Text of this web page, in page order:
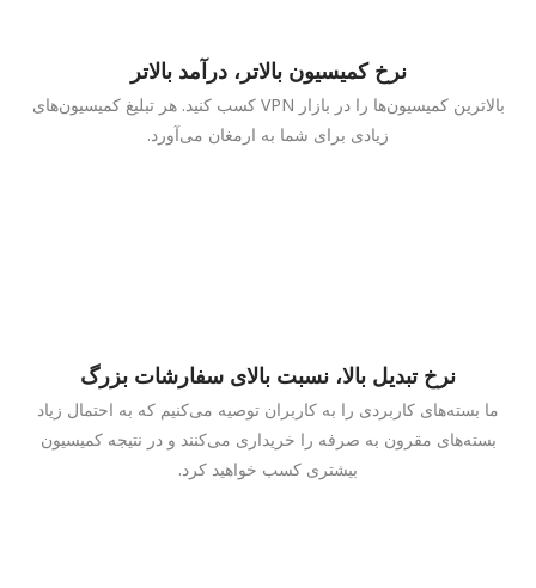
نرخ کمیسیون بالاتر، درآمد بالاتر
بالاترین کمیسیون‌ها را در بازار VPN کسب کنید. هر تبلیغ کمیسیون‌های
زیادی برای شما به ارمغان می‌آورد.
نرخ تبدیل بالا، نسبت بالای سفارشات بزرگ
ما بسته‌های کاربردی را به کاربران توصیه می‌کنیم که به احتمال زیاد
بسته‌های مقرون به صرفه را خریداری می‌کنند و در نتیجه کمیسیون
بیشتری کسب خواهید کرد.